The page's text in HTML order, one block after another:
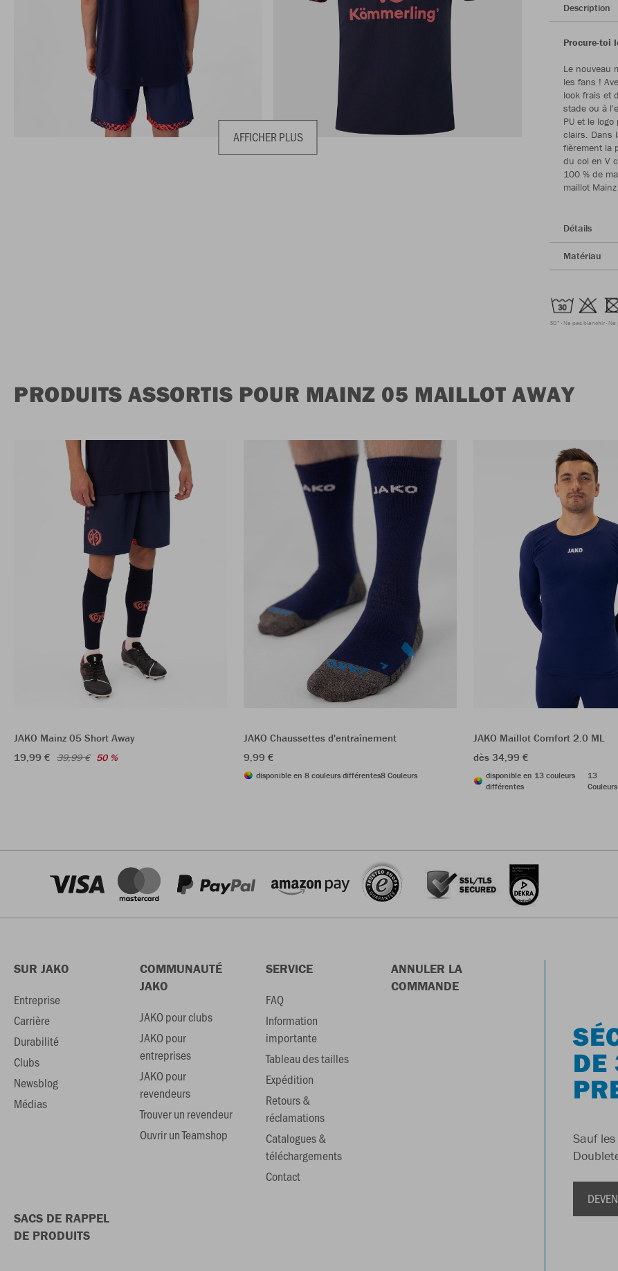
AFFICHER PLUS
Description
Procure-toi
Le nouveau
les fans !
look frais et
stade ou à
PU et le
clairs. Dans
fièrement la
du col en V
100 % de
maillot
Détails
Matériau
30° Ne pas blanchir Ne
PRODUITS ASSORTIS POUR MAINZ 05 MAILLOT AWAY
JAKO Mainz 05 Short Away
19,99 € 39,99 € 50 %
JAKO Chaussettes d'entraînement
9,99 €
disponible en 8 couleurs différentes8 Couleurs
JAKO Maillot Comfort 2.0 ML
dès 34,99 €
disponible en 13 couleurs
différentes
13
Couleurs
SUR JAKO
Entreprise
Carrière
Durabilité
Clubs
Newsblog
Médias
COMMUNAUTÉ
JAKO
JAKO pour clubs
JAKO pour
entreprises
JAKO pour
revendeurs
Trouver un revendeur
Ouvrir un Teamshop
SERVICE
FAQ
Information
importante
Tableau des tailles
Expédition
Retours &
réclamations
Catalogues &
téléchargements
Contact
ANNULER LA
COMMANDE
SACS DE RAPPEL
DE PRODUITS
DE
Sauf